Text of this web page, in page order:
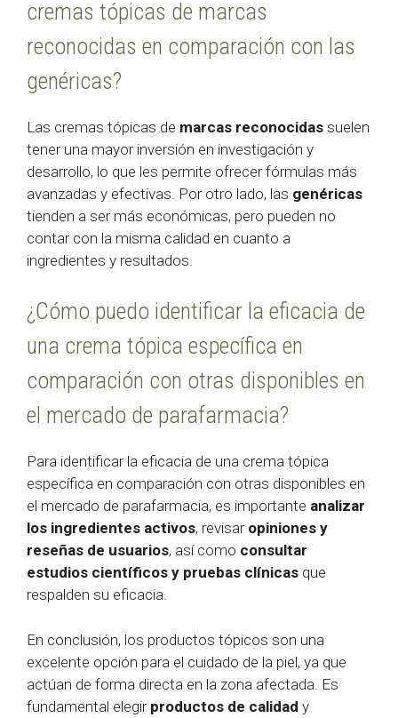
cremas tópicas de marcas
reconocidas en comparación con las
genéricas?
Las cremas tópicas de marcas reconocidas suelen
tener una mayor inversión en investigación y
desarrollo, lo que les permite ofrecer fórmulas más
avanzadas y efectivas. Por otro lado, las genéricas
tienden a ser más económicas, pero pueden no
contar con la misma calidad en cuanto a
ingredientes y resultados.
¿Cómo puedo identificar la eficacia de
una crema tópica específica en
comparación con otras disponibles en
el mercado de parafarmacia?
Para identificar la eficacia de una crema tópica
específica en comparación con otras disponibles en
el mercado de parafarmacia, es importante analizar
los ingredientes activos, revisar opiniones y
reseñas de usuarios, así como consultar
estudios científicos y pruebas clínicas que
respalden su eficacia.
En conclusión, los productos tópicos son una
excelente opción para el cuidado de la piel, ya que
actúan de forma directa en la zona afectada. Es
fundamental elegir productos de calidad y